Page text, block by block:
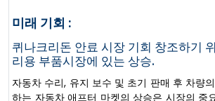
미래 기회 :
퀴나크리돈 안료 시장 기회 창조하기
리용 부품시장에 있는 상승.
자동차 수리, 유지 보수 및 초기 판매 후 차량
하는 자동차 애프터 마켓의 상승은 시장의 중